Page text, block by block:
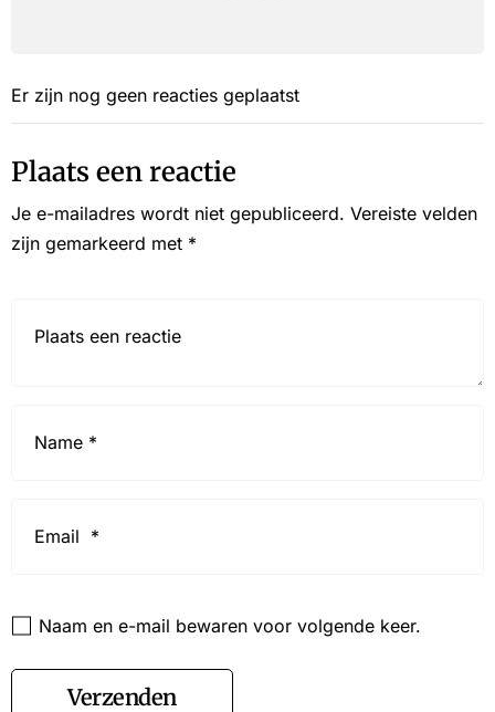
Er zijn nog geen reacties geplaatst
Plaats een reactie
Je e-mailadres wordt niet gepubliceerd. Vereiste velden
zijn gemarkeerd met *
Naam en e-mail bewaren voor volgende keer.
Verzenden